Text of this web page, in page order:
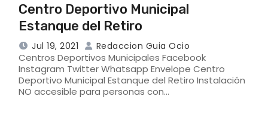
Centro Deportivo Municipal
Estanque del Retiro
Jul 19, 2021 Redaccion Guia Ocio
Centros Deportivos Municipales Facebook
Instagram Twitter Whatsapp Envelope Centro
Deportivo Municipal Estanque del Retiro Instalación
NO accesible para personas con…